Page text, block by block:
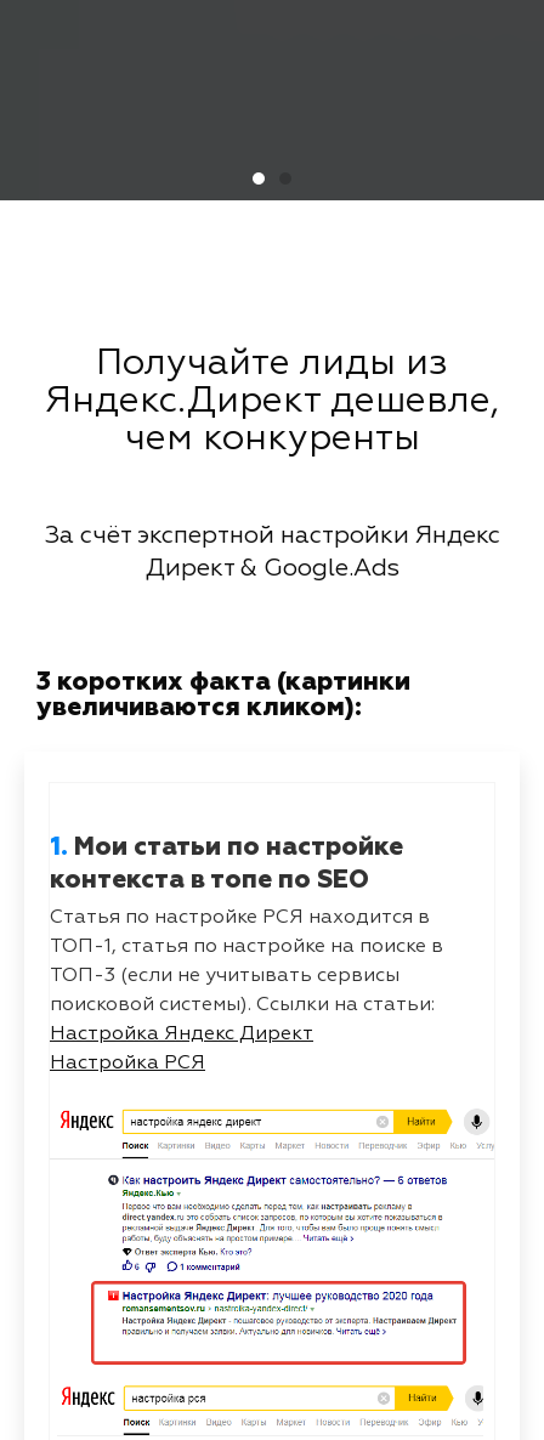
Получайте лиды из
Яндекс.Директ дешевле,
чем конкуренты
За счёт экспертной настройки Яндекс
Директ & Google.Ads
3 коротких факта (картинки
увеличиваются кликом):
1. Мои статьи по настройке
контекста в топе по SEO
Статья по настройке РСЯ находится в
ТОП-1, статья по настройке на поиске в
ТОП-3 (если не учитывать сервисы
поисковой системы). Ссылки на статьи:
Настройка Яндекс Директ
Настройка РСЯ